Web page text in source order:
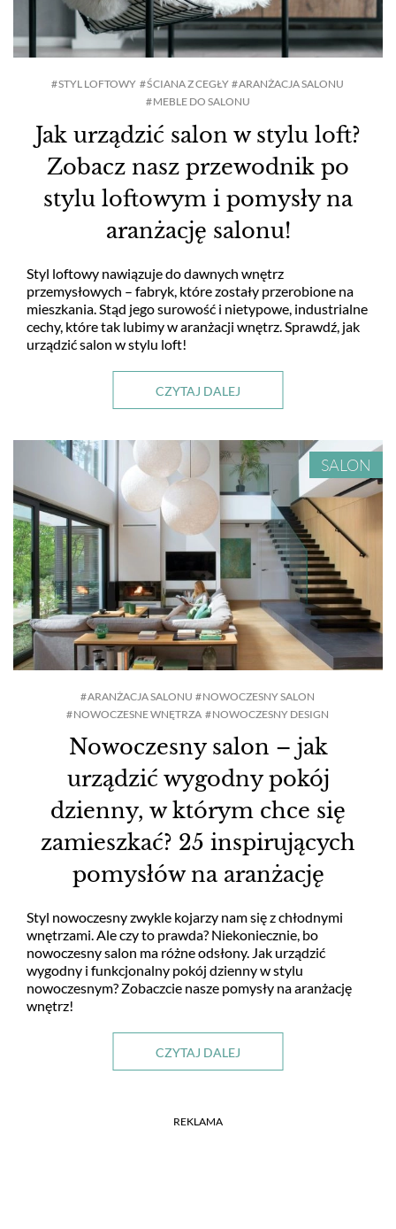
POKÓJ DZIECKA
HOL I PRZEDPOKÓJ
JAK TO URZĄDZIĆ?
DEKORACJE
ARANŻACJE OKIEN
RTV I AGD
Jak urządzić salon w stylu loft?
Zobacz nasz przewodnik po
stylu loftowym i pomysły na
aranżację salonu!
Styl loftowy nawiązuje do dawnych wnętrz
przemysłowych – fabryk, które zostały przerobione na
mieszkania. Stąd jego surowość i nietypowe, industrialne
cechy, które tak lubimy w aranżacji wnętrz. Sprawdź, jak
urządzić salon w stylu loft!
CZYTAJ DALEJ
STYL LOFTOWY ŚCIANA Z CEGŁY
ARANŻACJA SALONU
MEBLE DO SALONU
SALON
Nowoczesny salon – jak
urządzić wygodny pokój
dzienny, w którym chce się
zamieszkać? 25 inspirujących
pomysłów na aranżację
Styl nowoczesny zwykle kojarzy nam się z chłodnymi
wnętrzami. Ale czy to prawda? Niekoniecznie, bo
nowoczesny salon ma różne odsłony. Jak urządzić
wygodny i funkcjonalny pokój dzienny w stylu
nowoczesnym? Zobaczcie nasze pomysły na aranżację
wnętrz!
CZYTAJ DALEJ
ARANŻACJA SALONU
NOWOCZESNY SALON
NOWOCZESNE WNĘTRZA
NOWOCZESNY DESIGN
REKLAMA